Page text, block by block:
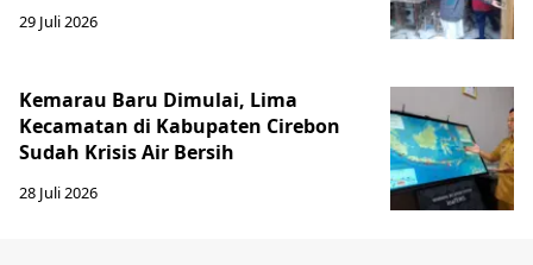
29 Juli 2026
Kemarau Baru Dimulai, Lima
Kecamatan di Kabupaten Cirebon
Sudah Krisis Air Bersih
28 Juli 2026